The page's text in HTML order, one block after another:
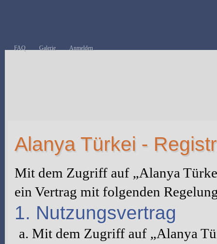
FAQ Galerie Anmelden
Alanya Türkei -
Mit dem Zugriff auf „Alanya
ein Vertrag mit folgenden
1. Nutzungsvertrag
Mit dem Zugriff auf „Alanya